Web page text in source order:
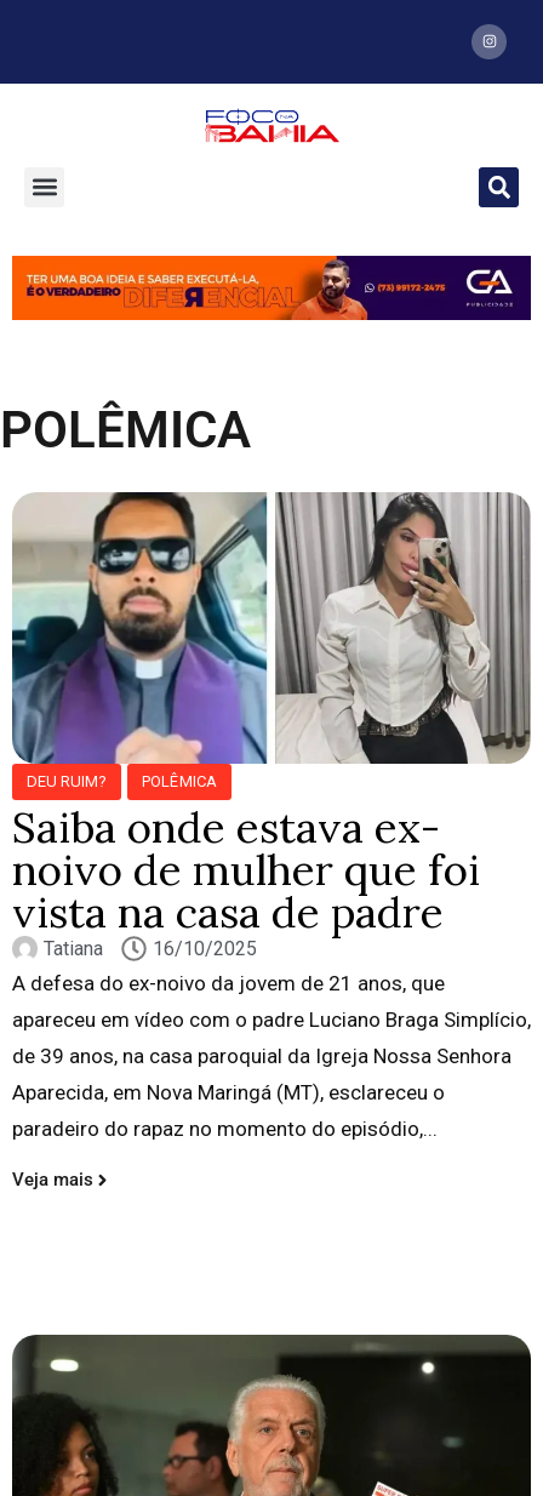
POLÊMICA
DEU RUIM? POLÊMICA
Saiba onde estava ex-
noivo de mulher que foi
vista na casa de padre
Tatiana 16/10/2025
A defesa do ex-noivo da jovem de 21 anos, que
apareceu em vídeo com o padre Luciano Braga Simplício,
de 39 anos, na casa paroquial da Igreja Nossa Senhora
Aparecida, em Nova Maringá (MT), esclareceu o
paradeiro do rapaz no momento do episódio,...
Veja mais